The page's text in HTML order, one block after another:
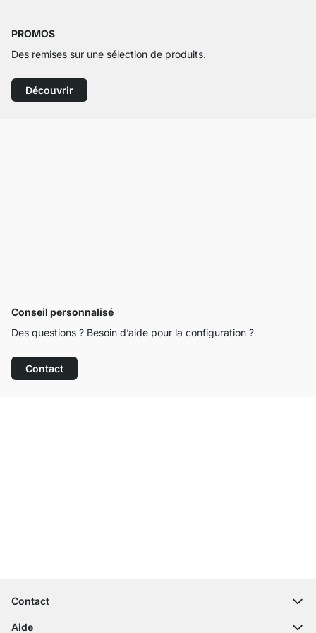
PROMOS
Des remises sur une sélection de produits.
Découvrir
Conseil personnalisé
Des questions ? Besoin d’aide pour la configuration ?
Contact
Contact
contact@regalraum.com
Aide